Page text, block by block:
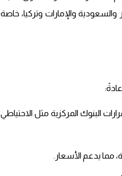
والإمارات وتركيا، خاصة
البنوك المركزية مثل الاحتياطي
مما يدعم الأسعار.